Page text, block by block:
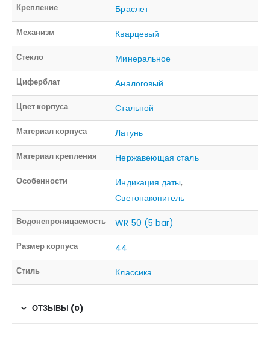
Крепление Браслет
Механизм Кварцевый
Стекло Минеральное
Циферблат Аналоговый
Цвет корпуса Стальной
Материал корпуса Латунь
Материал крепления Нержавеющая сталь
Особенности Индикация даты,
Светонакопитель
Водонепроницаемость WR 50 (5 bar)
Размер корпуса 44
Стиль Классика
ОТЗЫВЫ (0)